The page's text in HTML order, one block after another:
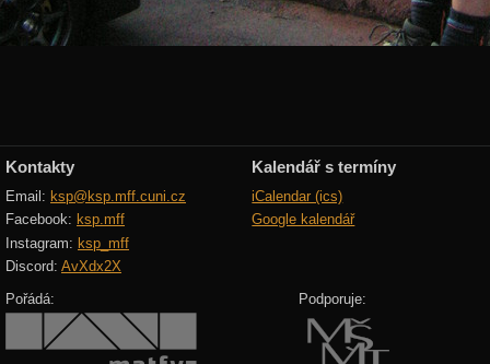
Kontakty
Email: ksp@ksp.mff.cuni.cz
Facebook: ksp.mff
Instagram: ksp_mff
Discord: AvXdx2X
Kalendář s termíny
iCalendar (ics)
Google kalendář
Pořádá: Podporuje: